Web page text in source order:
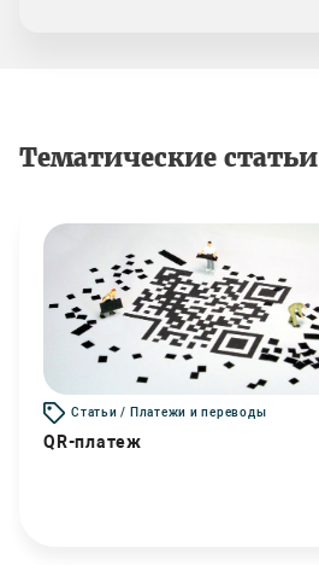
Тематические статьи
Статьи / Платежи и переводы
QR-платеж